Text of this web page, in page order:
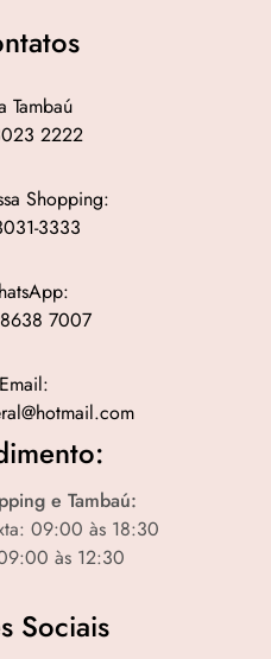
Tambaú
2222
Shopping:
3333
7007
Email:
e Tambaú:
09:00 às 18:30
às 12:30
Sociais